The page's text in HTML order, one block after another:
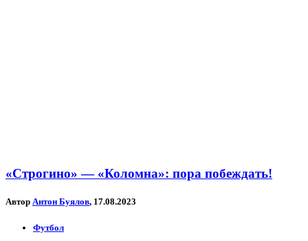
«Строгино» — «Коломна»: пора побеждать!
Автор Антон Буялов, 17.08.2023
Футбол